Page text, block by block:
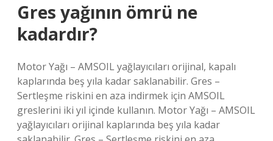
Gres yağının ömrü ne
kadardır?
Motor Yağı – AMSOIL yağlayıcıları orijinal, kapalı
kaplarında beş yıla kadar saklanabilir. Gres –
Sertleşme riskini en aza indirmek için AMSOIL
greslerini iki yıl içinde kullanın. Motor Yağı – AMSOIL
yağlayıcıları orijinal kaplarında beş yıla kadar